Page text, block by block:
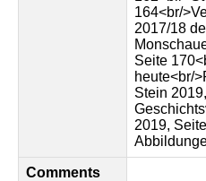
164<br/
2017/18
Seite
heute<br/
Stein
2019,
Comments